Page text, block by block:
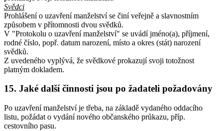
Svědci
Prohlášení o uzavření manželství se činí veřejně a slavnostním
způsobem v přítomnosti dvou svědků.
V "Protokolu o uzavření manželství" se uvádí jméno(a), příjmení,
rodné číslo, popř. datum narození, místo a okres (stát) narození
svědků.
Z uvedeného vyplývá, že svědkové prokazují svoji totožnost
platným dokladem.
15. Jaké další činnosti jsou po žadateli požadovány
Po uzavření manželství je třeba, na základě vydaného oddacího
listu, požádat o vydání nového občanského průkazu, příp.
cestovního pasu.